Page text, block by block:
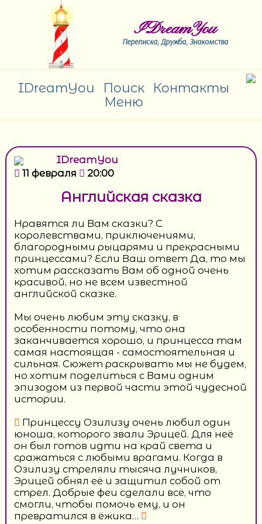
IDreamYou
Переписка, Дружба, Знакомства
IDreamYou Поиск
Контакты
Меню
IDreamYou
11 февраля
20:00
Английская сказка
Нравятся ли Вам сказки? С
королевствами, приключениями,
благородными рыцарями и прекрасными
принцессами? Если Ваш ответ Да, то мы
хотим рассказать Вам об одной очень
красивой, но не всем известной
английской сказке.
Мы очень любим эту сказку, в
особенности потому, что она
заканчивается хорошо, и принцесса там
самая настоящая - самостоятельная и
сильная. Сюжет раскрывать мы не будем,
но хотим поделиться с Вами одним
эпизодом из первой части этой чудесной
истории.
Принцессу Озилизу очень любил один
юноша, которого звали Эрицей. Для неё
он был готов идти на край света и
сражаться с любыми врагами. Когда в
Озилизу стреляли тысяча лучников,
Эрицей обнял её и защитил собой от
стрел. Добрые феи сделали всё, что
смогли, чтобы помочь ему, и он
превратился в ёжика…